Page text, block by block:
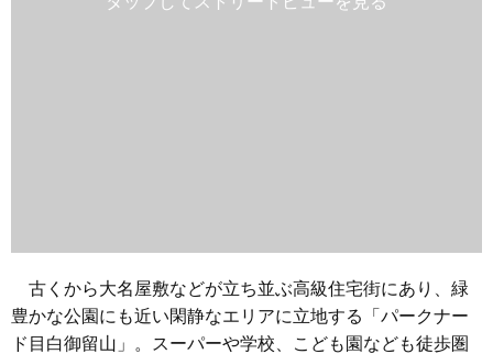
古くから大名屋敷などが立ち並ぶ高級住宅街にあり、緑
豊かな公園にも近い閑静なエリアに立地する「パークナー
ド目白御留山」。スーパーや学校、こども園なども徒歩圏